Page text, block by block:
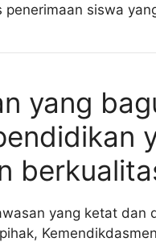
penerimaan siswa
yang
yang ketat dan